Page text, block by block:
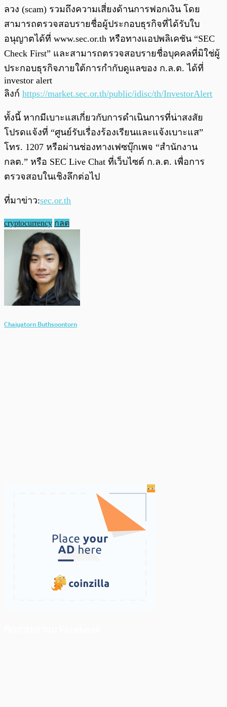
ลวง (scam) รวมถึงความเสี่ยงด้านการฟอกเงิน โดย
สามารถตรวจสอบรายชื่อผู้ประกอบธุรกิจที่ได้รับใบ
อนุญาตได้ที่ www.sec.or.th หรือทางแอปพลิเคชัน “SEC
Check First” และสามารถตรวจสอบรายชื่อบุคคลที่มิใช่ผู้
ประกอบธุรกิจภายใต้การกำกับดูแลของ ก.ล.ต. ได้ที่
investor alert
ลิงก์ https://market.sec.or.th/public/idisc/th/InvestorAlert
ทั้งนี้ หากมีเบาะแสเกี่ยวกับการดำเนินการที่น่าสงสัย
โปรดแจ้งที่ “ศูนย์รับเรื่องร้องเรียนและแจ้งเบาะแส”
โทร. 1207 หรือผ่านช่องทางเฟซบุ๊กเพจ “สำนักงาน
กลต.” หรือ SEC Live Chat ที่เว็บไซต์ ก.ล.ต. เพื่อการ
ตรวจสอบในเชิงลึกต่อไป
ที่มาข่าว:sec.or.th
cryptocurrency กลต
Chaiyatorn Buthsoontorn